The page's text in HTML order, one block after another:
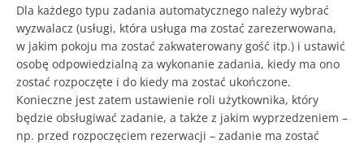
Dla każdego typu zadania automatycznego należy wybrać
wyzwalacz (usługi, która usługa ma zostać zarezerwowana,
w jakim pokoju ma zostać zakwaterowany gość itp.) i ustawić
osobę odpowiedzialną za wykonanie zadania, kiedy ma ono
zostać rozpoczęte i do kiedy ma zostać ukończone.
Konieczne jest zatem ustawienie roli użytkownika, który
będzie obsługiwać zadanie, a także z jakim wyprzedzeniem –
np. przed rozpoczęciem rezerwacji – zadanie ma zostać